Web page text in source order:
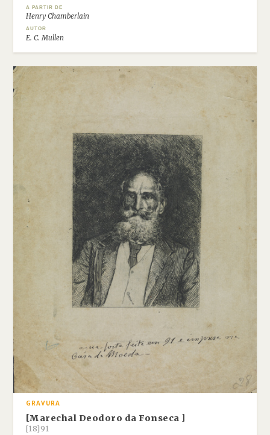
A PARTIR DE
Henry Chamberlain
AUTOR
E. C. Mullen
GRAVURA
[Marechal Deodoro da Fonseca ]
[18]91